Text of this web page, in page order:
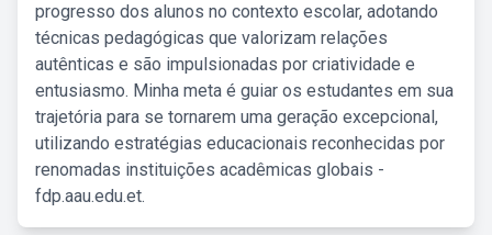
progresso dos alunos no contexto escolar, adotando
técnicas pedagógicas que valorizam relações
autênticas e são impulsionadas por criatividade e
entusiasmo. Minha meta é guiar os estudantes em sua
trajetória para se tornarem uma geração excepcional,
utilizando estratégias educacionais reconhecidas por
renomadas instituições acadêmicas globais -
fdp.aau.edu.et.